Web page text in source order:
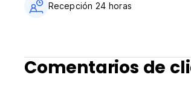
Recepción 24 horas
Comentarios de